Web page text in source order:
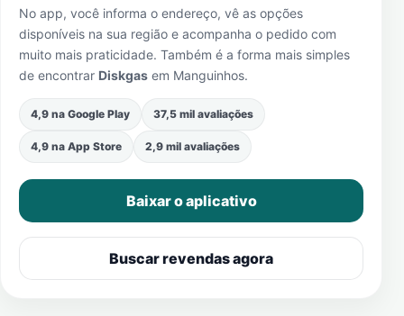
No app, você informa o endereço, vê as opções
disponíveis na sua região e acompanha o pedido com
muito mais praticidade. Também é a forma mais simples
de encontrar Diskgas em Manguinhos.
4,9 na Google Play 37,5 mil avaliações
4,9 na App Store 2,9 mil avaliações
Baixar o aplicativo
Buscar revendas agora